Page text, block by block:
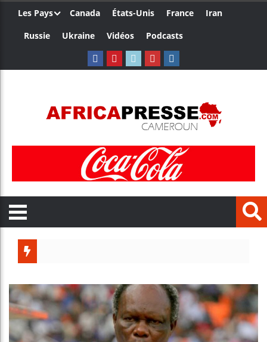
Les Pays Canada États-Unis France
Iran
Russie
Ukraine Vidéos Podcasts
Côte
Tunisie